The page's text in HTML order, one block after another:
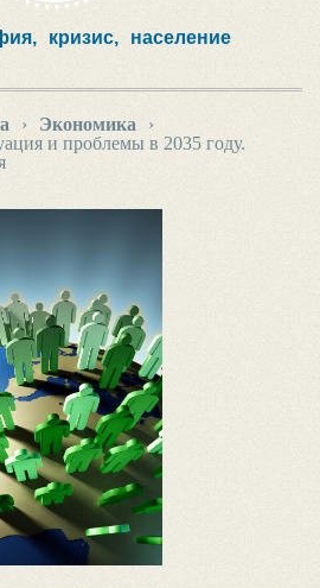
кризис, население
› Экономика
›
и проблемы в 2035 году.